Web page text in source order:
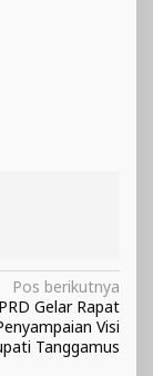
Pos berikutnya
Gelar Rapat
Visi
Tanggamus